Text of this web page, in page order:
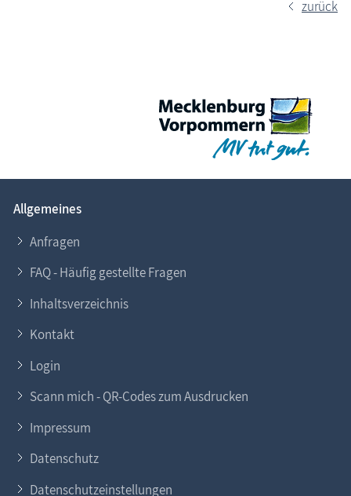
zurück
Allgemeines
Anfragen
FAQ - Häufig gestellte Fragen
Inhaltsverzeichnis
Kontakt
Login
Scann mich - QR-Codes zum Ausdrucken
Impressum
Datenschutz
Datenschutzeinstellungen